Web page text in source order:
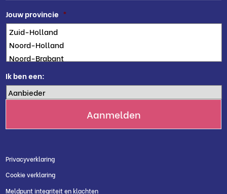
Jouw provincie *
Ik ben een:
Privacyverklaring
Cookie verklaring
Meldpunt integriteit en klachten